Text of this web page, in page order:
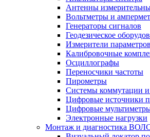
Антенны
Вольтметры и
Генераторы сигналов
Геодезическое
Измерители
Калибровочные
Осциллографы
Переносчики частоты
Пирометры
Системы коммутации
Цифровые источники
Цифровые
Электронные нагрузки
Монтаж и диагностика